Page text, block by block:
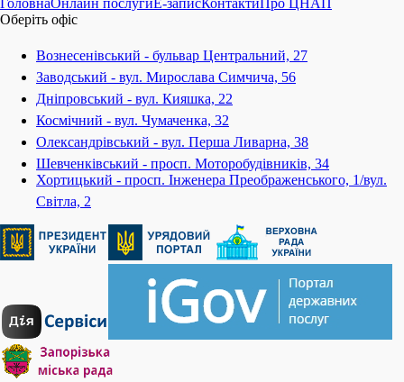
ГоловнаОнлайн послугиE-записКонтактиПро ЦНАП
Оберіть офіс
Вознесенівський - бульвар Центральний, 27
Заводський - вул. Мирослава Симчича, 56
Дніпровський - вул. Кияшка, 22
Космічний - вул. Чумаченка, 32
Олександрівський - вул. Перша Ливарна, 38
Шевченківський - просп. Моторобудівників, 34
Хортицький - просп. Інженера Преображенського, 1/вул.
Світла, 2